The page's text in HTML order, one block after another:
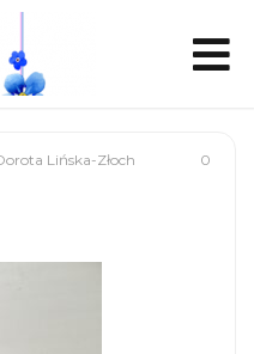
0
Lińska-Złoch